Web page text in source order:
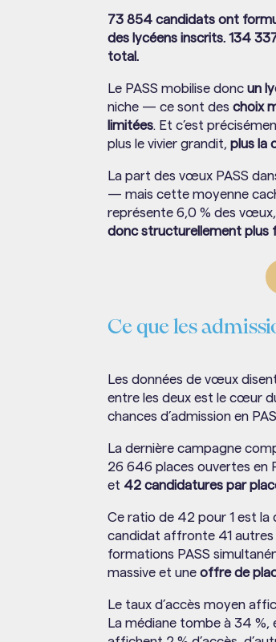
73 854 candidats ont
des lycéens inscrits. 134
total.
Le PASS mobilise doncun
niche — ce sont deschoix
limitées. Et c’est
plus le vivier grandit,plus la
La part des vœux PASS
— mais cette moyenne
représente 6,0 % des
donc structurellement plus
Ce que les
Les données de vœux
entre les deux est le cœur
chances d’admission en
La dernière campagne
26 646 places ouvertes en
et 42 candidatures par
Ce ratio de 42 pour 1 est la
candidat affronte 41
formations PASS
massive et uneoffre de
Le taux d’accès moyen
La médiane tombe à 34